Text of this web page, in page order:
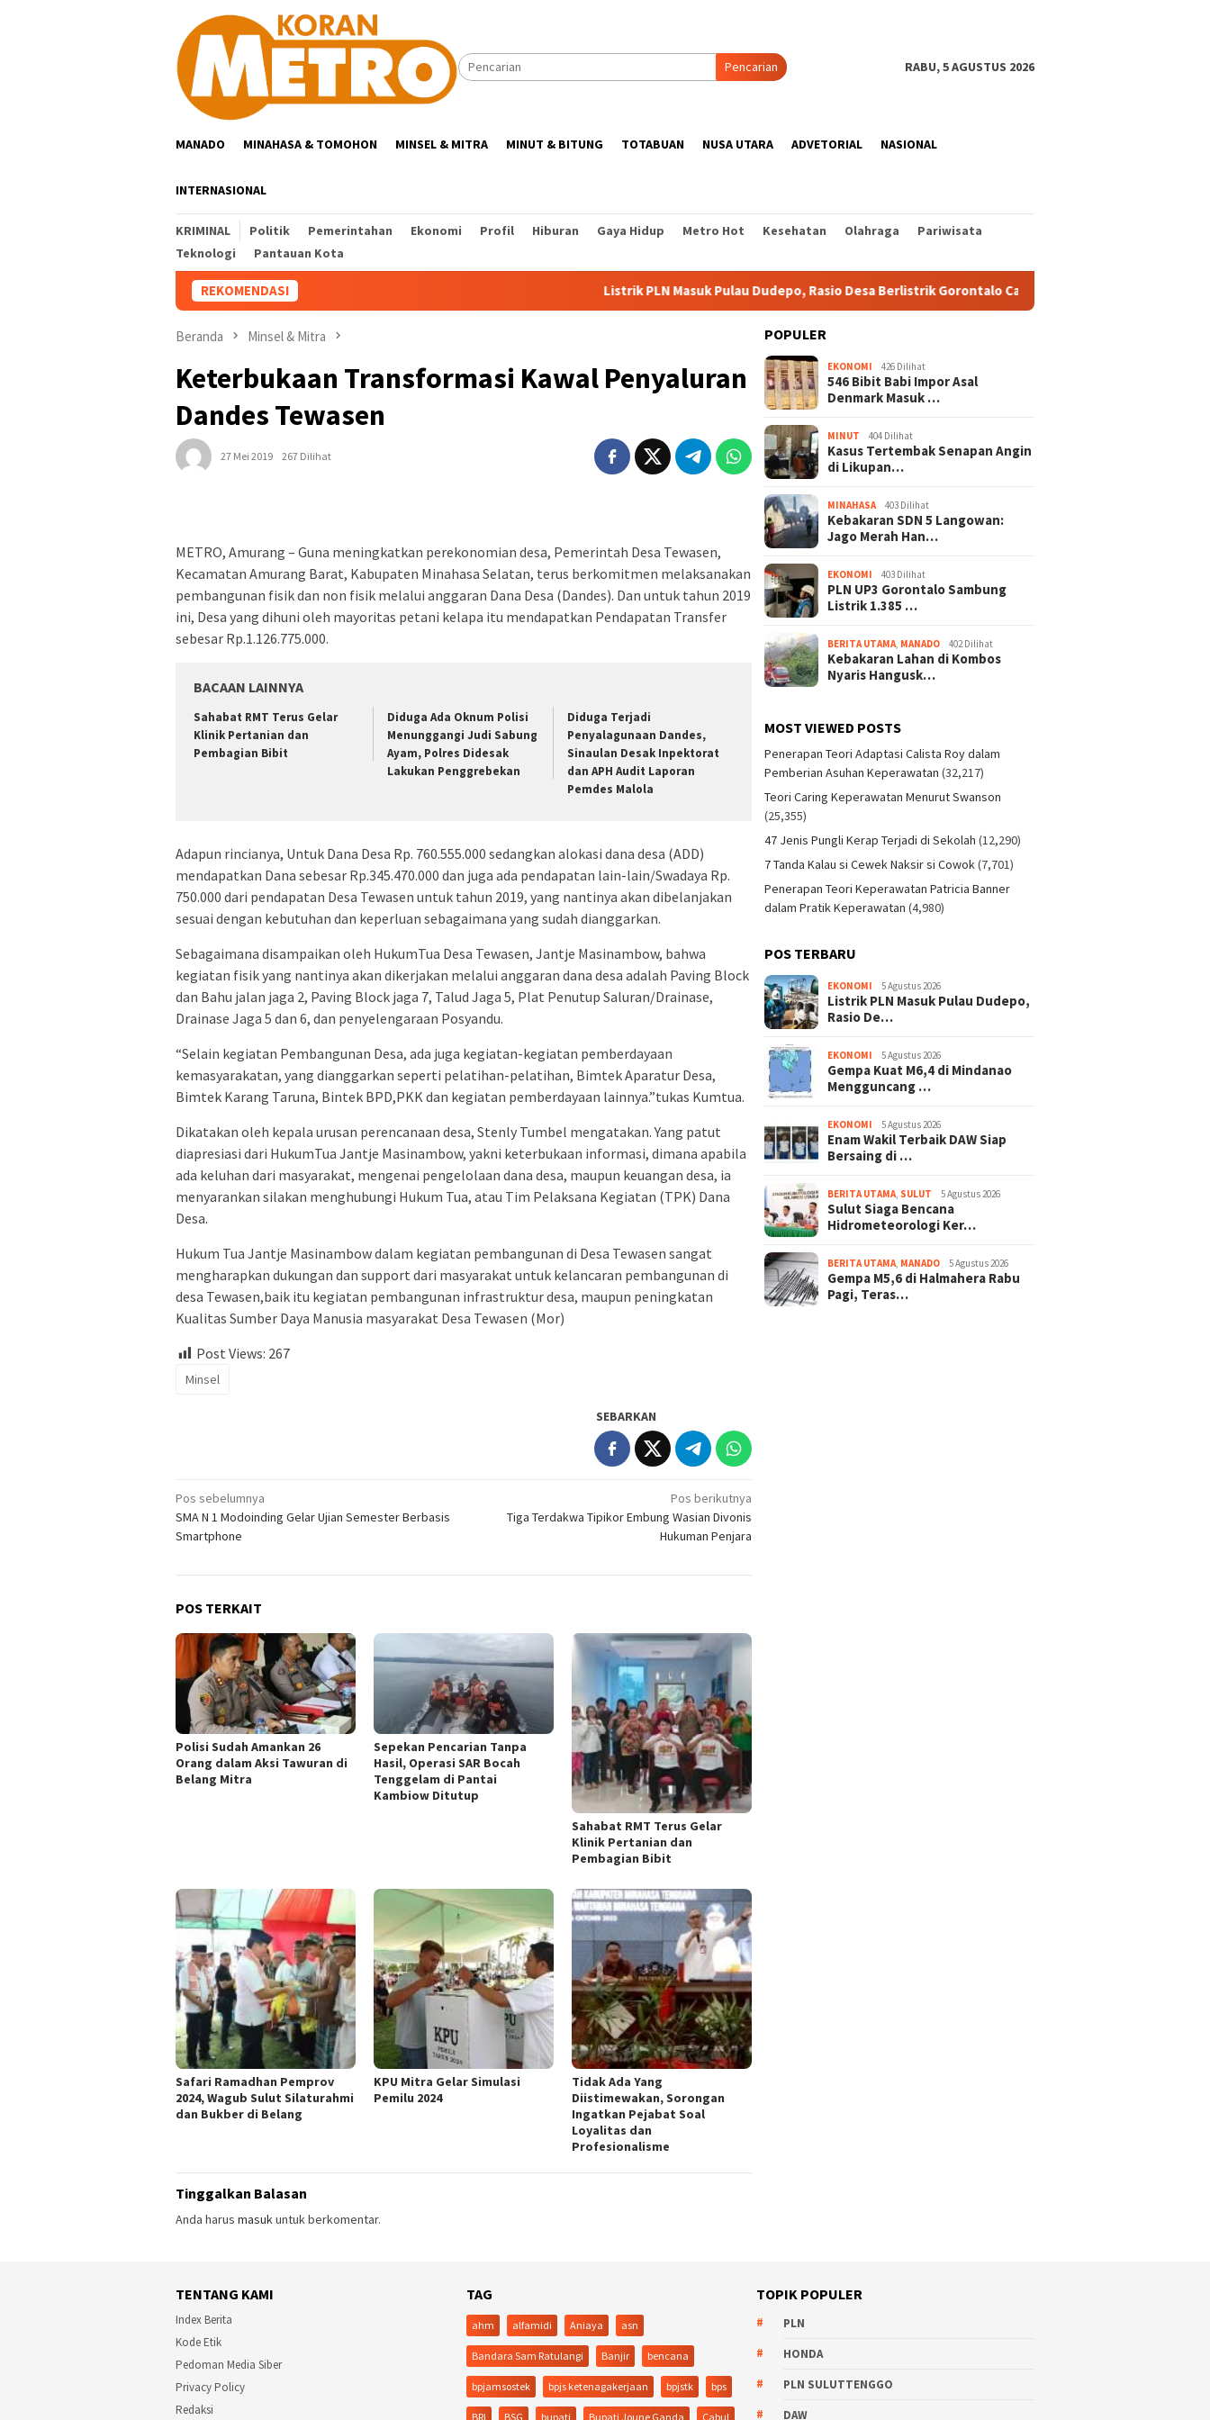
Pencarian
RABU, 5 AGUSTUS 2026
MANADO MINAHASA & TOMOHON MINSEL & MITRA MINUT & BITUNG TOTABUAN NUSA UTARA ADVETORIAL NASIONAL
INTERNASIONAL
KRIMINAL Politik Pemerintahan Ekonomi Profil Hiburan Gaya Hidup Metro Hot Kesehatan Olahraga
Pariwisata
Teknologi
Pantauan Kota
REKOMENDASI Listrik PLN Masuk Pulau Dudepo, Rasio Desa Berlistrik Gorontalo Capai 100 Persen
Beranda Minsel & Mitra
Keterbukaan Transformasi Kawal Penyaluran
Dandes Tewasen
27 Mei 2019 267 Dilihat
METRO, Amurang – Guna meningkatkan perekonomian desa, Pemerintah Desa Tewasen,
Kecamatan Amurang Barat, Kabupaten Minahasa Selatan, terus berkomitmen melaksanakan
pembangunan fisik dan non fisik melalui anggaran Dana Desa (Dandes). Dan untuk tahun 2019
ini, Desa yang dihuni oleh mayoritas petani kelapa itu mendapatkan Pendapatan Transfer
sebesar Rp.1.126.775.000.
BACAAN LAINNYA
Sahabat RMT Terus Gelar
Klinik Pertanian dan
Pembagian Bibit
Diduga Ada Oknum Polisi
Menunggangi Judi Sabung
Ayam, Polres Didesak
Lakukan Penggrebekan
Diduga Terjadi
Penyalagunaan Dandes,
Sinaulan Desak Inpektorat
dan APH Audit Laporan
Pemdes Malola
Adapun rincianya, Untuk Dana Desa Rp. 760.555.000 sedangkan alokasi dana desa (ADD)
mendapatkan Dana sebesar Rp.345.470.000 dan juga ada pendapatan lain-lain/Swadaya Rp.
750.000 dari pendapatan Desa Tewasen untuk tahun 2019, yang nantinya akan dibelanjakan
sesuai dengan kebutuhan dan keperluan sebagaimana yang sudah dianggarkan.
Sebagaimana disampaikan oleh HukumTua Desa Tewasen, Jantje Masinambow, bahwa
kegiatan fisik yang nantinya akan dikerjakan melalui anggaran dana desa adalah Paving Block
dan Bahu jalan jaga 2, Paving Block jaga 7, Talud Jaga 5, Plat Penutup Saluran/Drainase,
Drainase Jaga 5 dan 6, dan penyelengaraan Posyandu.
“Selain kegiatan Pembangunan Desa, ada juga kegiatan-kegiatan pemberdayaan
kemasyarakatan, yang dianggarkan seperti pelatihan-pelatihan, Bimtek Aparatur Desa,
Bimtek Karang Taruna, Bintek BPD,PKK dan kegiatan pemberdayaan lainnya.”tukas Kumtua.
Dikatakan oleh kepala urusan perencanaan desa, Stenly Tumbel mengatakan. Yang patut
diapresiasi dari HukumTua Jantje Masinambow, yakni keterbukaan informasi, dimana apabila
ada keluhan dari masyarakat, mengenai pengelolaan dana desa, maupun keuangan desa, ia
menyarankan silakan menghubungi Hukum Tua, atau Tim Pelaksana Kegiatan (TPK) Dana
Desa.
Hukum Tua Jantje Masinambow dalam kegiatan pembangunan di Desa Tewasen sangat
mengharapkan dukungan dan support dari masyarakat untuk kelancaran pembangunan di
desa Tewasen,baik itu kegiatan pembangunan infrastruktur desa, maupun peningkatan
Kualitas Sumber Daya Manusia masyarakat Desa Tewasen (Mor)
Post Views: 267
Minsel
SEBARKAN
Navigasi
pos
Pos sebelumnya
SMA N 1 Modoinding Gelar Ujian Semester Berbasis
Smartphone
Pos berikutnya
Tiga Terdakwa Tipikor Embung Wasian Divonis
Hukuman Penjara
POS TERKAIT
Polisi Sudah Amankan 26
Orang dalam Aksi Tawuran di
Belang Mitra
Sepekan Pencarian Tanpa
Hasil, Operasi SAR Bocah
Tenggelam di Pantai
Kambiow Ditutup
Sahabat RMT Terus Gelar
Klinik Pertanian dan
Pembagian Bibit
Safari Ramadhan Pemprov
2024, Wagub Sulut Silaturahmi
dan Bukber di Belang
KPU Mitra Gelar Simulasi
Pemilu 2024
Tidak Ada Yang
Diistimewakan, Sorongan
Ingatkan Pejabat Soal
Loyalitas dan
Profesionalisme
Tinggalkan Balasan
Anda harus masukuntuk berkomentar.
POPULER
EKONOMI 426 Dilihat
546 Bibit Babi Impor Asal
Denmark Masuk …
MINUT 404 Dilihat
Kasus Tertembak Senapan Angin
di Likupan…
MINAHASA 403 Dilihat
Kebakaran SDN 5 Langowan:
Jago Merah Han…
EKONOMI 403 Dilihat
PLN UP3 Gorontalo Sambung
Listrik 1.385 …
BERITA UTAMA, MANADO 402 Dilihat
Kebakaran Lahan di Kombos
Nyaris Hangusk…
MOST VIEWED POSTS
Penerapan Teori Adaptasi Calista Roy dalam
Pemberian Asuhan Keperawatan (32,217)
Teori Caring Keperawatan Menurut Swanson
(25,355)
47 Jenis Pungli Kerap Terjadi di Sekolah (12,290)
7 Tanda Kalau si Cewek Naksir si Cowok(7,701)
Penerapan Teori Keperawatan Patricia Banner
dalam Pratik Keperawatan (4,980)
POS TERBARU
EKONOMI 5 Agustus 2026
Listrik PLN Masuk Pulau Dudepo,
Rasio De…
EKONOMI 5 Agustus 2026
Gempa Kuat M6,4 di Mindanao
Mengguncang …
EKONOMI 5 Agustus 2026
Enam Wakil Terbaik DAW Siap
Bersaing di …
BERITA UTAMA, SULUT 5 Agustus 2026
Sulut Siaga Bencana
Hidrometeorologi Ker…
BERITA UTAMA, MANADO 5 Agustus 2026
Gempa M5,6 di Halmahera Rabu
Pagi, Teras…
TENTANG KAMI
Index Berita
Kode Etik
Pedoman Media Siber
Privacy Policy
Redaksi
TAG
ahm alfamidi Aniaya asn
Bandara Sam Ratulangi Banjir bencana
bpjamsostek bpjs ketenagakerjaan bpjstk bps
BRI BSG bupati Bupati Joune Ganda Cabul
TOPIK POPULER
PLN
HONDA
PLN SULUTTENGGO
DAW